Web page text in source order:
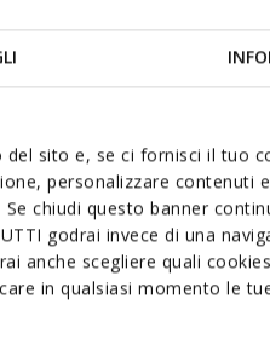
sito e, se ci fornisci il tuo
personalizzare contenuti
chiudi questo banner
godrai invece di una
anche scegliere quali
in qualsiasi momento le
Materials